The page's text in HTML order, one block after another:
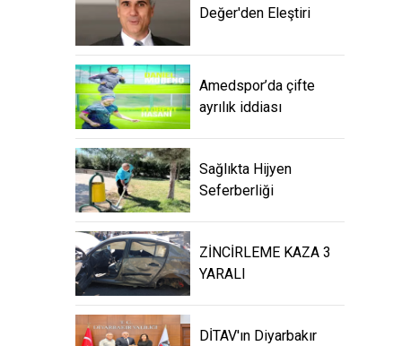
Değer'den Eleştiri
Amedspor’da çifte
ayrılık iddiası
Sağlıkta Hijyen
Seferberliği
ZİNCİRLEME KAZA 3
YARALI
DİTAV'ın Diyarbakır